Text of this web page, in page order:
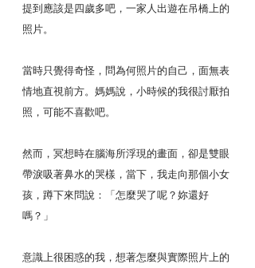
提到應該是四歲多吧，一家人出遊在吊橋上的
照片。
當時只覺得奇怪，問為何照片的自己，面無表
情地直視前方。媽媽說，小時候的我很討厭拍
照，可能不喜歡吧。
然而，冥想時在腦海所浮現的畫面，卻是雙眼
帶淚吸著鼻水的哭樣，當下，我走向那個小女
孩，蹲下來問說：「怎麼哭了呢？妳還好
嗎？」
意識上很困惑的我，想著怎麼與實際照片上的